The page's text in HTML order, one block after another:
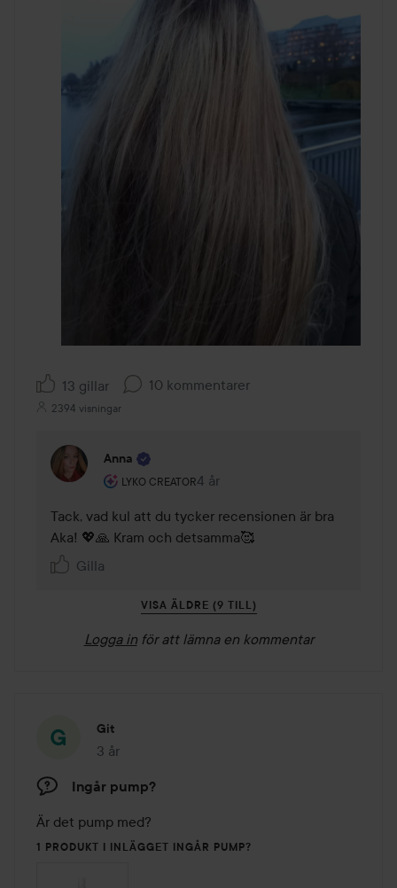
13 gillar 10 kommentarer
2394 visningar
Anna
LYKO CREATOR
Användarens roll: Lyko Creator.
4 år
Kommentaren lades 4 år
Tack, vad kul att du tycker recensionen är bra
Aka! 💖🙏 Kram och detsamma🥰
Gilla
VISA ÄLDRE (9 TILL)
Logga in för att lämna en kommentar
Git
3 år
Inlägget skapades 3 år
Ingår pump?
Är det pump med?
1 PRODUKT I INLÄGGET INGÅR PUMP?